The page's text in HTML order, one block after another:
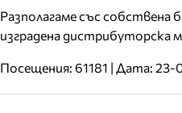
Разполагаме със собствена
изградена дистрибуторска
Посещения: 61181 | Дата: 23-